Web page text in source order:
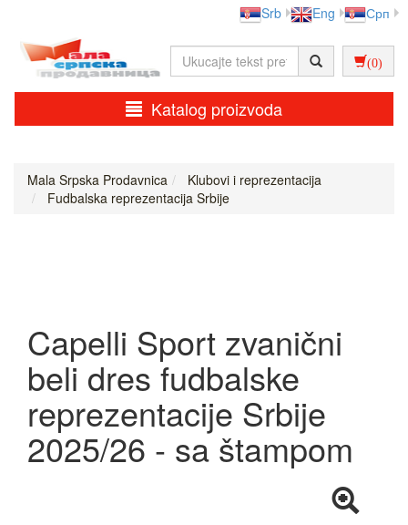
Srb Eng Срп
(0)
Katalog proizvoda
Mala Srpska Prodavnica
Klubovi i reprezentacija
Fudbalska reprezentacija Srbije
Capelli Sport zvanični
beli dres fudbalske
reprezentacije Srbije
2025/26 - sa štampom